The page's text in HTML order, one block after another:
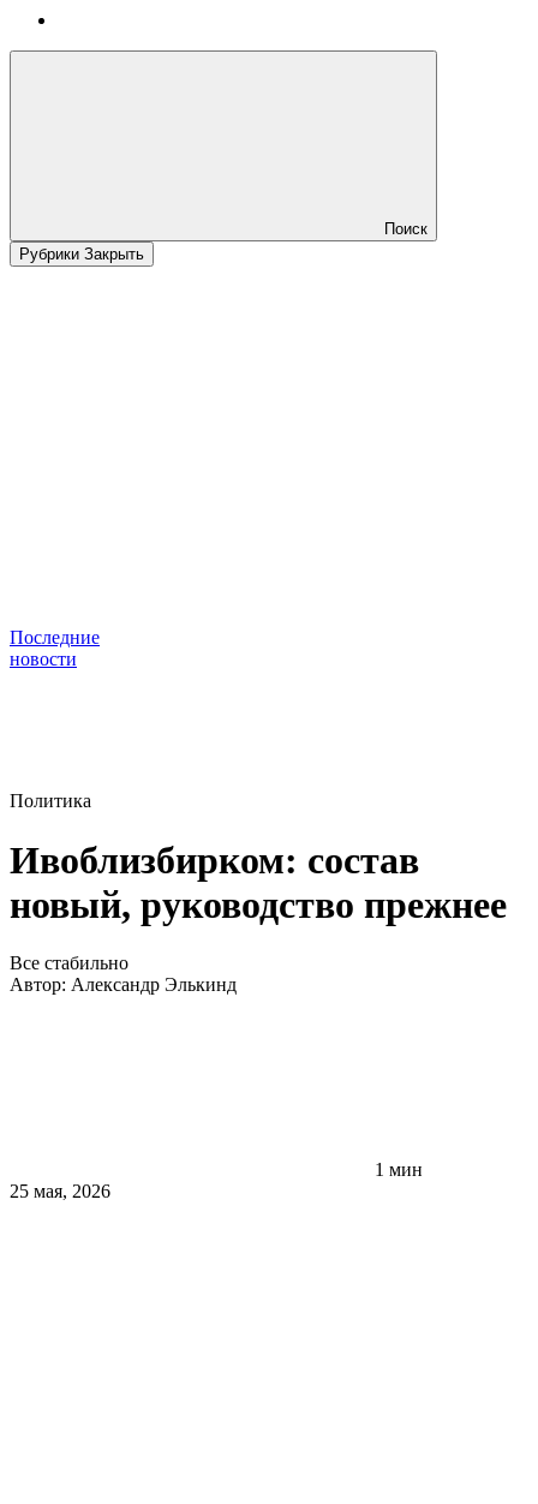
Поиск
Рубрики Закрыть
Последние
новости
Политика
Ивоблизбирком: состав
новый, руководство прежнее
Все стабильно
Автор: Александр Элькинд
1 мин
25 мая, 2026